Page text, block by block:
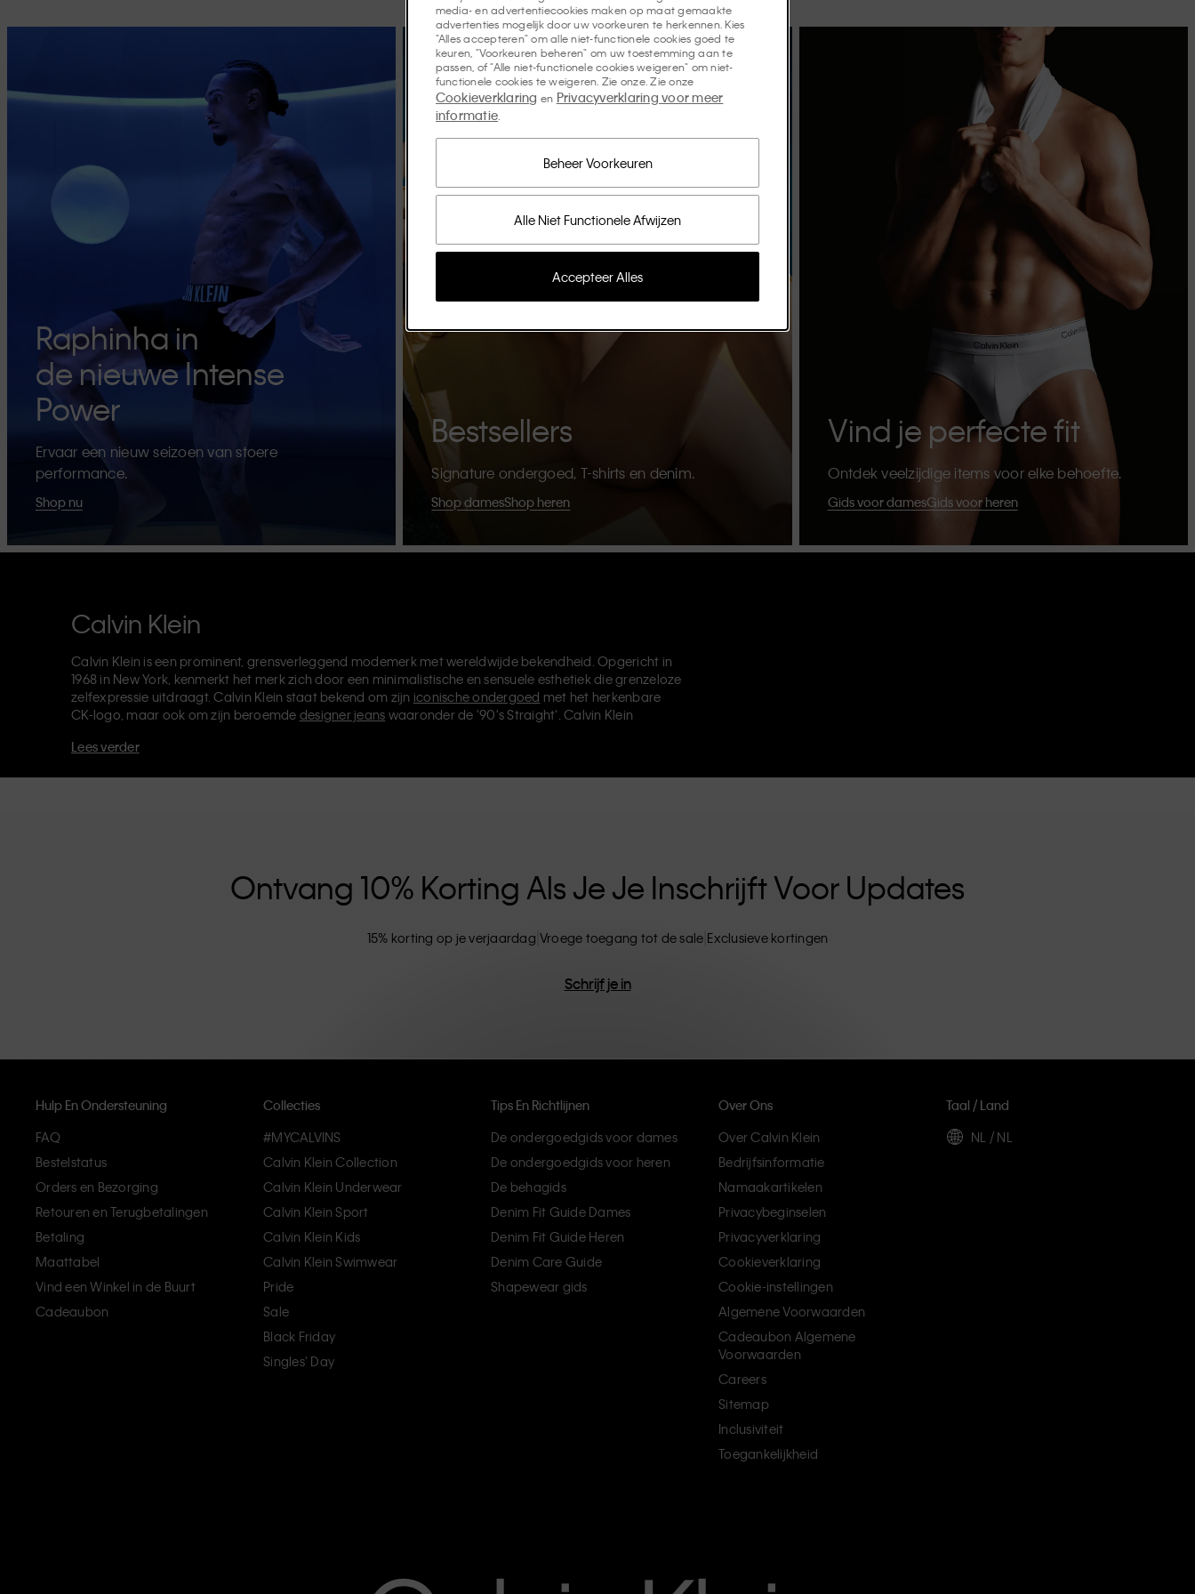
Raphinha in
de nieuwe Intense
Power
Ervaar een nieuw seizoen van stoere
performance.
Shop nu
Bestsellers
Signature ondergoed, T-shirts en denim.
Shop damesShop heren
Vind je perfecte fit
Ontdek veelzijdige items voor elke behoefte.
Gids voor damesGids voor heren
Calvin Klein
Calvin Klein is een prominent, grensverleggend modemerk met wereldwijde bekendheid. Opgericht in
1968 in New York, kenmerkt het merk zich door een minimalistische en sensuele esthetiek die grenzeloze
zelfexpressie uitdraagt. Calvin Klein staat bekend om zijn iconische ondergoed met het herkenbare
CK-logo, maar ook om zijn beroemde designer jeans waaronder de '90's Straight'. Calvin Klein
van de CK-labels - Calvin Klein, Calvin Klein Jeans, Calvin Klein Underwear,
Lees verder
Ontvang 10% Korting Als Je Je Inschrijft Voor Updates
15% korting op je verjaardag Vroege toegang tot de sale Exclusieve kortingen
Schrijf je in
Hulp En Ondersteuning
FAQ
Bestelstatus
Orders en Bezorging
Retouren en Terugbetalingen
Betaling
Maattabel
Vind een Winkel in de Buurt
Cadeaubon
Collecties
#MYCALVINS
Calvin Klein Collection
Calvin Klein Underwear
Calvin Klein Sport
Calvin Klein Kids
Calvin Klein Swimwear
Pride
Sale
Black Friday
Singles' Day
Tips En Richtlijnen
De ondergoedgids voor dames
De ondergoedgids voor heren
De behagids
Denim Fit Guide Dames
Denim Fit Guide Heren
Denim Care Guide
Shapewear gids
Over Ons
Over Calvin Klein
Bedrijfsinformatie
Namaakartikelen
Privacybeginselen
Privacyverklaring
Cookieverklaring
Cookie-instellingen
Algemene Voorwaarden
Cadeaubon Algemene
Voorwaarden
Careers
Sitemap
Inclusiviteit
Toegankelijkheid
Taal / Land
NL / NL
media- en advertentiecookies maken op maat gemaakte
advertenties mogelijk door uw voorkeuren te herkennen. Kies
"Alles accepteren" om alle niet-functionele cookies goed te
keuren, "Voorkeuren beheren" om uw toestemming aan te
passen, of "Alle niet-functionele cookies weigeren" om niet-
functionele cookies te weigeren. Zie onze. Zie onze
Cookieverklaring en Privacyverklaring voor meer
informatie
Alle Niet Functionele Afwijzen
Beheer Voorkeuren
Accepteer Alles